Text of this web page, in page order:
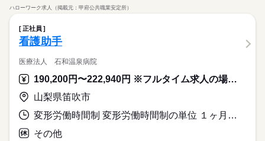
ハローワーク求人（掲載元：甲府公共職業安定所）
正社員
看護助手
医療法人 石和温泉病院
190,200円〜222,940円 ※フルタイム求人の場合は月額（換算額）、パート求人の場合は時間額を表示しています。
山梨県笛吹市
変形労働時間制 変形労働時間制の単位 １ヶ月単位 就業時間１ 7時00分〜15時30分 就業時間２ 8時30分〜17時00分 就業時間３ 10時30分〜19時00分 就業時間に関する特記事項 （４）１６：３０～９：００ 仮眠２時間以上あり
その他